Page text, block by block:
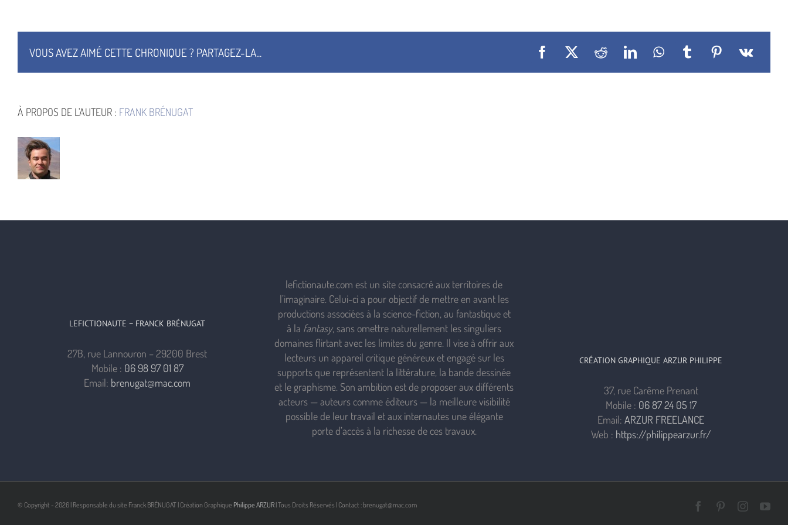
VOUS AVEZ AIMÉ CETTE CHRONIQUE ? PARTAGEZ-LA... Facebook
X RedditLinkedInWhatsApp
TumblrPinterest
Vk
À PROPOS DE L'AUTEUR : FRANK BRÉNUGAT
LEFICTIONAUTE – FRANCK BRÉNUGAT
27B, rue Lannouron – 29200 Brest
Mobile : 06 98 97 01 87
Email: brenugat@mac.com
lefictionaute.com est un site consacré aux territoires de
l’imaginaire. Celui-ci a pour objectif de mettre en avant les
productions associées à la science-fiction, au fantastique et
à la fantasy, sans omettre naturellement les singuliers
domaines flirtant avec les limites du genre. Il vise à offrir aux
lecteurs un appareil critique généreux et engagé sur les
supports que représentent la littérature, la bande dessinée
et le graphisme. Son ambition est de proposer aux différents
acteurs — auteurs comme éditeurs — la meilleure visibilité
possible de leur travail et aux internautes une élégante
porte d’accès à la richesse de ces travaux.
CRÉATION GRAPHIQUE ARZUR PHILIPPE
37, rue Carême Prenant
Mobile : 06 87 24 05 17
Email: ARZUR FREELANCE
Web : https://philippearzur.fr/
© Copyright - 2026 | Responsable du site Franck BRÉNUGAT | Création Graphique Philippe ARZUR | Tous Droits Réservés | Contact : brenugat@mac.com FacebookPinterest